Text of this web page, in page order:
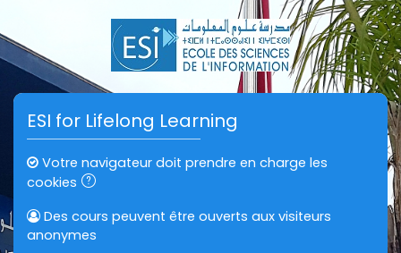
ESI for Lifelong Learning
Votre navigateur doit prendre en charge les
cookies
Des cours peuvent être ouverts aux visiteurs
anonymes